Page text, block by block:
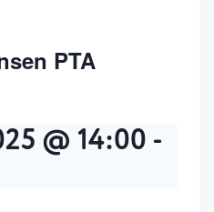
PTA
@ 14:00 -